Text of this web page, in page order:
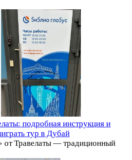
подробная инструкция и
тур в Дубай
от Травелаты — традиционный